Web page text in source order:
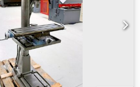
continua (correa trapezoidal) -
eje * con retroceso
conmutable de polos - Sentido
derecha/izquierda - Tope de
- Mesa de la máquina con 2
en altura mediante manivela -
en la parte frontal -
(PDF)